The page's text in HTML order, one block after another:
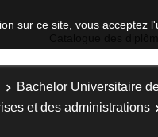
sur ce site, vous acceptez
Bachelor Universitaire
et des administrations